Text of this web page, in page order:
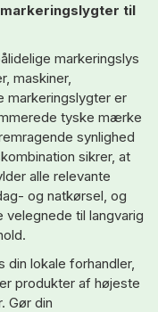
til
markeringslys
maskiner,
markeringslygter er
tyske mærke
synlighed
sikrer, at
alle relevante
og natkørsel, og
til langvarig
din lokale forhandler,
produkter af højeste
Gør din